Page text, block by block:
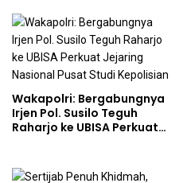
Siswa Sekolah Rakyat
Wakapolri: Bergabungnya
Irjen Pol. Susilo Teguh
Raharjo ke UBISA Perkuat